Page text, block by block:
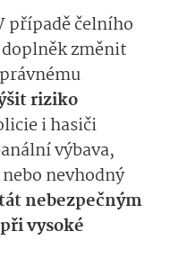
případě čelního
změnit
riziko
i hasiči
výbava,
nevhodný
nebezpečným
vysoké